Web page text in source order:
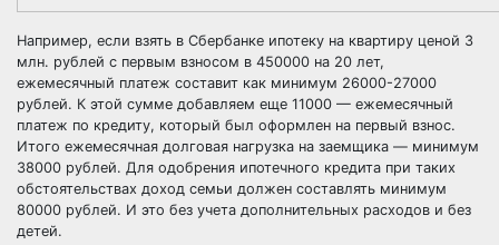
Например, если взять в Сбербанке ипотеку на квартиру ценой 3
млн. рублей с первым взносом в 450000 на 20 лет,
ежемесячный платеж составит как минимум 26000-27000
рублей. К этой сумме добавляем еще 11000 — ежемесячный
платеж по кредиту, который был оформлен на первый взнос.
Итого ежемесячная долговая нагрузка на заемщика — минимум
38000 рублей. Для одобрения ипотечного кредита при таких
обстоятельствах доход семьи должен составлять минимум
80000 рублей. И это без учета дополнительных расходов и без
детей.